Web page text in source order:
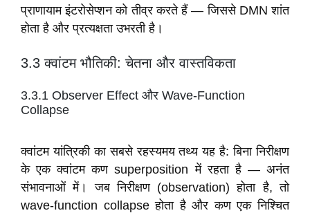
प्राणायाम इंटरोसेप्शन को तीव्र करते हैं — जिससे DMN शांत
होता है और प्रत्यक्षता उभरती है।
3.3 क्वांटम भौतिकी: चेतना और वास्तविकता
3.3.1 Observer Effect और Wave-Function
Collapse
क्वांटम यांत्रिकी का सबसे रहस्यमय तथ्य यह है: बिना निरीक्षण
के एक क्वांटम कण superposition में रहता है — अनंत
संभावनाओं में। जब निरीक्षण (observation) होता है, तो
wave-function collapse होता है और कण एक निश्चित